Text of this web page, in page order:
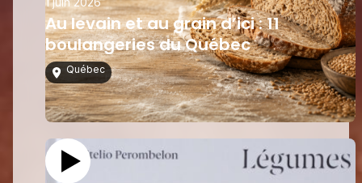
Au levain et au grain d’ici : 11
boulangeries du Québec
Québec